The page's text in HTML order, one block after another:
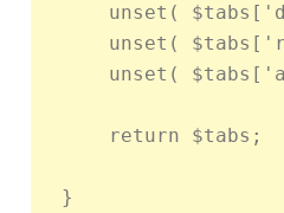
unset( $tabs['description']
unset( $tabs['reviews'] ); 			//
unset(
    return $tabs;